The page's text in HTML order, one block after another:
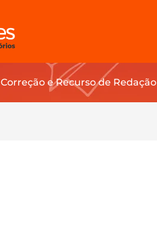
Correção e Recurso de Redação